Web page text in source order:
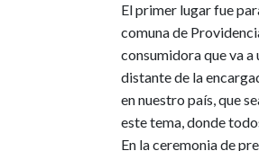
El primer lugar fue
comuna de
consumidora que va
distante de la
en nuestro país, que
este tema, donde
En la ceremonia de